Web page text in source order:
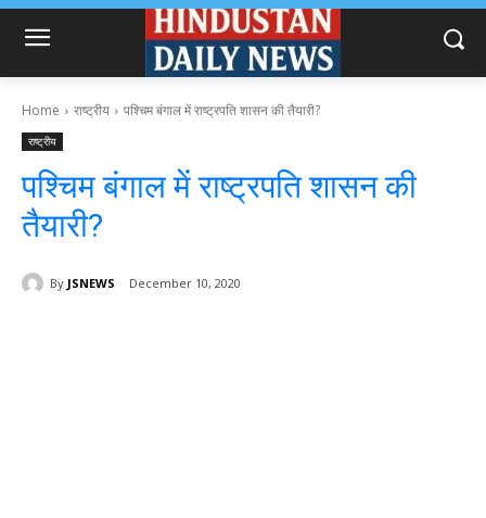
Home राष्ट्रीय पश्चिम बंगाल में राष्ट्रपति शासन की तैयारी?
राष्ट्रीय
पश्चिम बंगाल में राष्ट्रपति शासन की
तैयारी?
By JSNEWS December 10, 2020